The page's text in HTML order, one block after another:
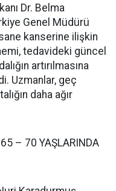
Dr. Belma
Genel Müdürü
kanserine ilişkin
tedavideki güncel
artırılmasına
Uzmanlar, geç
daha ağır
65 – 70 YAŞLARINDA